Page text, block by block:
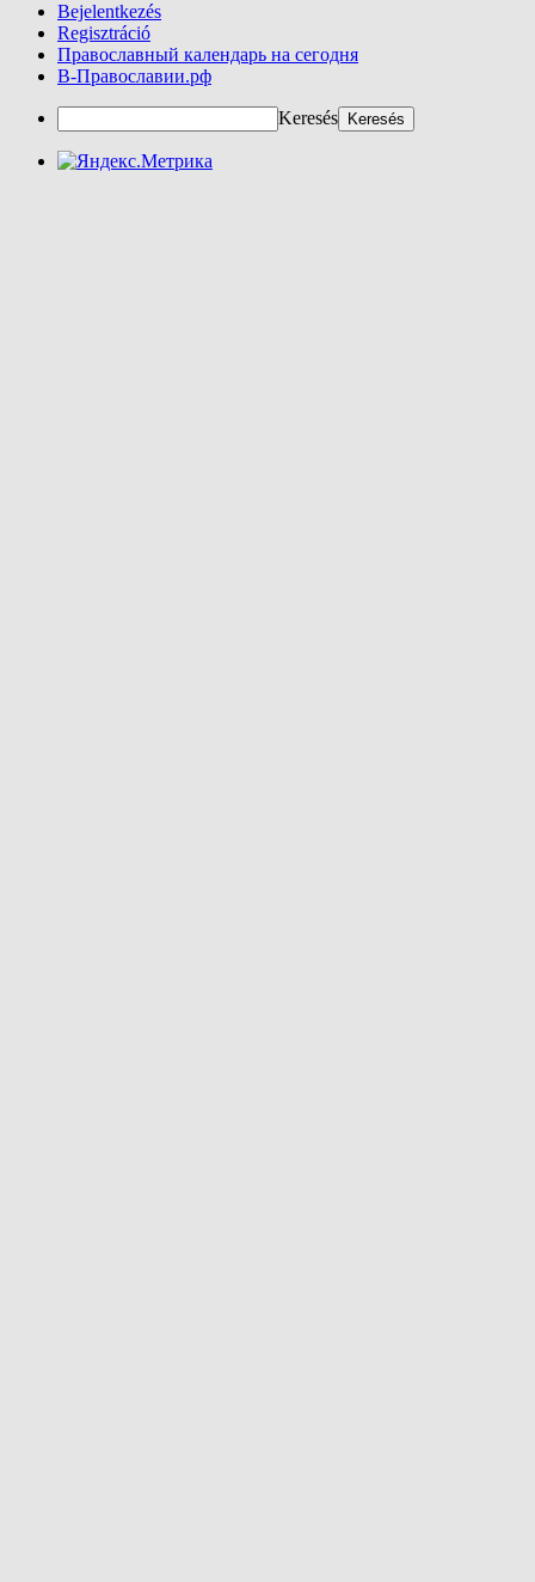
Bejelentkezés
Regisztráció
Православный календарь на сегодня
В-Православии.рф
Keresés